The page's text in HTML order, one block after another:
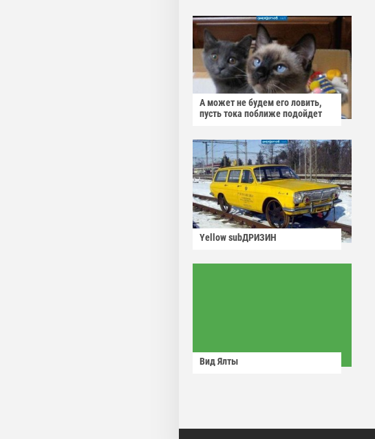
А может не будем его ловить,
пусть тока поближе подойдет
Yellow subДРИЗИН
Вид Ялты